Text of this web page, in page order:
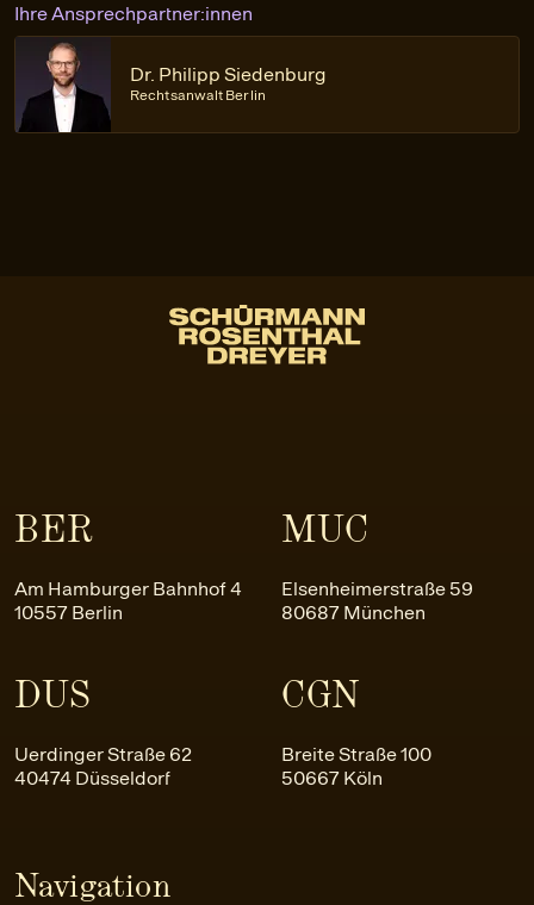
Ihre Ansprechpartner:innen
Dr. Philipp Siedenburg
Rechtsanwalt Berlin
BER
Am Hamburger Bahnhof 4
10557 Berlin
MUC
Elsenheimerstraße 59
80687 München
DUS
Uerdinger Straße 62
40474 Düsseldorf
CGN
Breite Straße 100
50667 Köln
Navigation